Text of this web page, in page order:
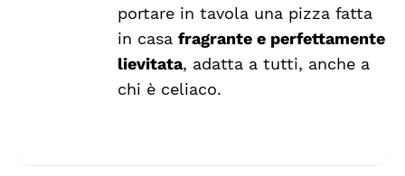
portare in tavola una pizza fatta
in casafragrante e perfettamente
lievitata, adatta a tutti, anche a
chi è celiaco.